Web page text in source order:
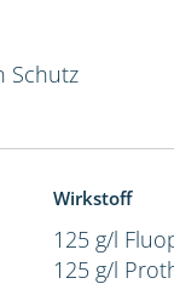
Schutz
Wirkstoff
125 g/l
125 g/l